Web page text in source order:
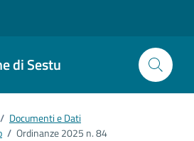
di Sestu
/ Documenti e Dati
/ Ordinanze 2025 n. 84